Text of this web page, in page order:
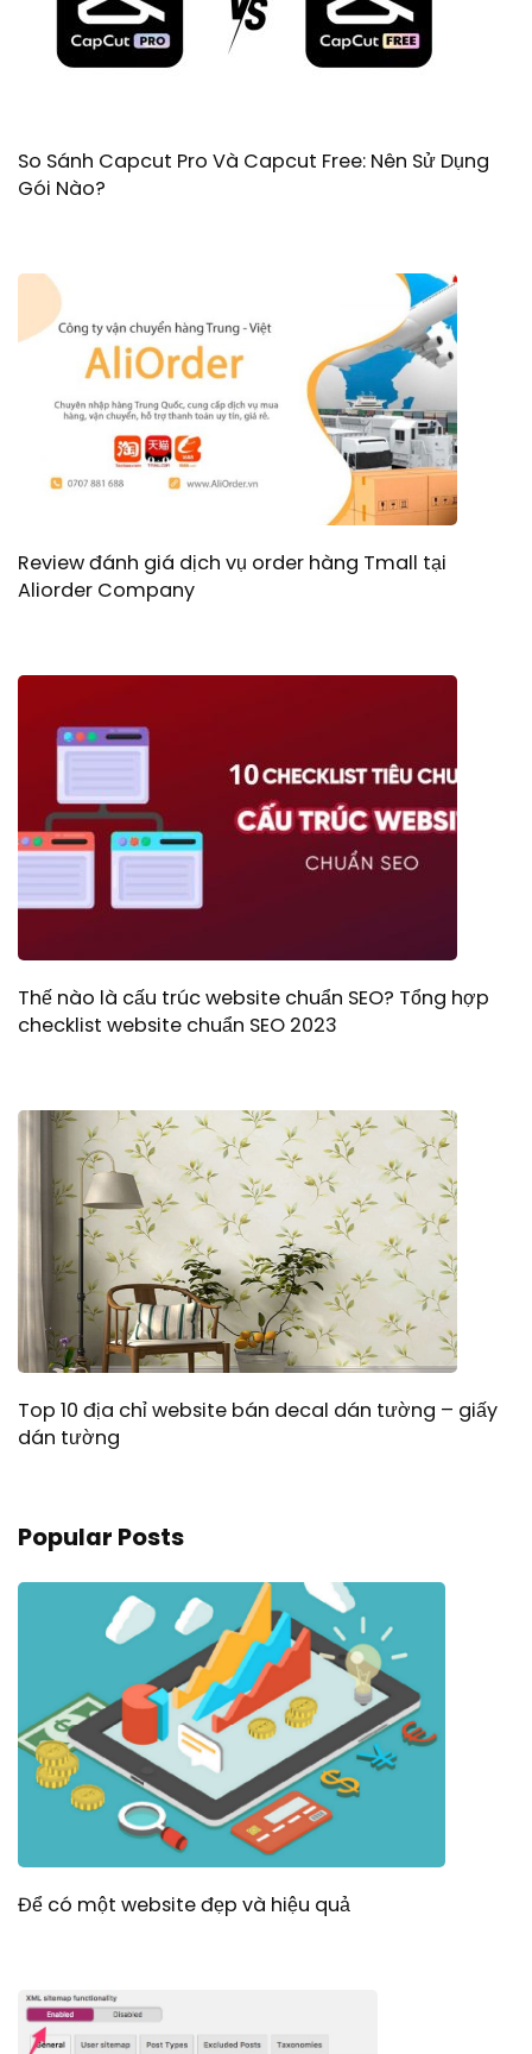
So Sánh Capcut Pro Và Capcut Free: Nên Sử Dụng
Gói Nào?
Review đánh giá dịch vụ order hàng Tmall tại
Aliorder Company
Thế nào là cấu trúc website chuẩn SEO? Tổng hợp
checklist website chuẩn SEO 2023
Top 10 địa chỉ website bán decal dán tường – giấy
dán tường
Popular Posts
Để có một website đẹp và hiệu quả